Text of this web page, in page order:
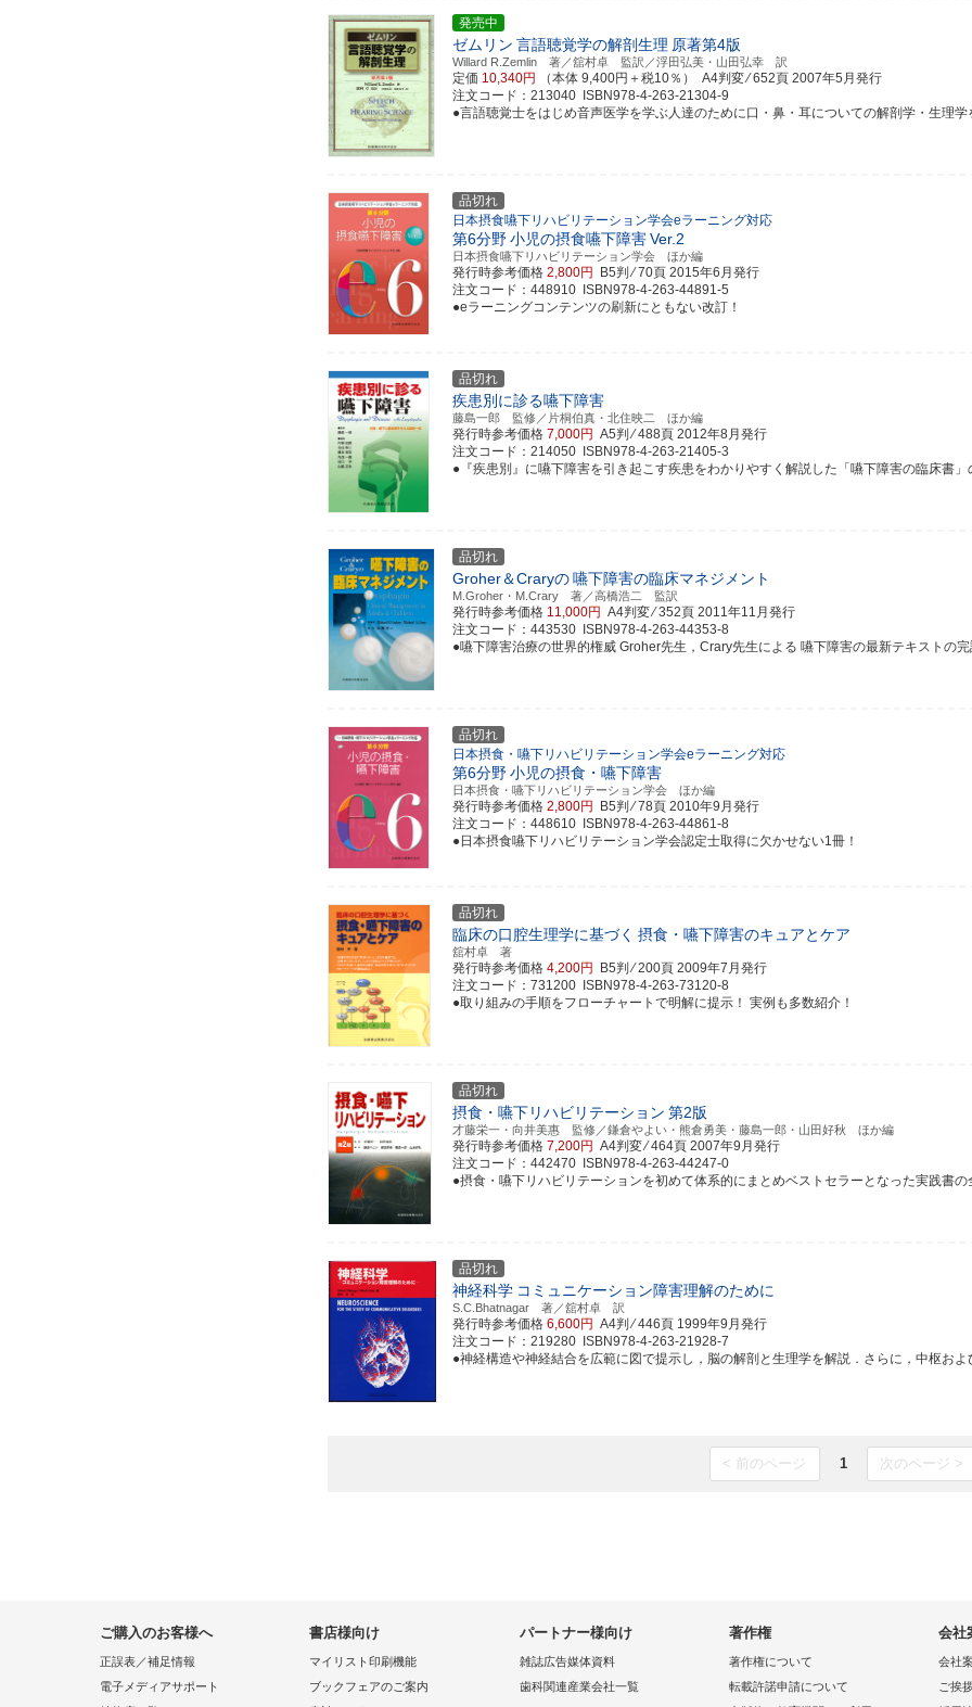
発売中
ゼムリン 言語聴覚学の解剖生理 原著第4版
Willard R.Zemlin 著／舘村卓 監訳／浮田弘美・山田弘幸 訳
定価 10,340円 （本体 9,400円＋税10％） A4判変 ⁄ 652頁 2007年5月発行
注文コード：213040 ISBN978-4-263-21304-9
●言語聴覚士をはじめ音声医学を学ぶ人達のために口・鼻・耳についての解剖学・生理
品切れ
日本摂食嚥下リハビリテーション学会eラーニング対応
第6分野小児の摂食嚥下障害Ver.2
日本摂食嚥下リハビリテーション学会 ほか編
発行時参考価格 2,800円 B5判 ⁄ 70頁 2015年6月発行
注文コード：448910 ISBN978-4-263-44891-5
●eラーニングコンテンツの刷新にともない改訂！
品切れ
疾患別に診る嚥下障害
藤島一郎 監修／片桐伯真・北住映二 ほか編
発行時参考価格 7,000円 A5判 ⁄ 488頁 2012年8月発行
注文コード：214050 ISBN978-4-263-21405-3
●『疾患別』に嚥下障害を引き起こす疾患をわかりやすく解説した「嚥下障害の臨床書」
品切れ
Groher＆Craryの嚥下障害の臨床マネジメント
M.Groher・M.Crary 著／高橋浩二 監訳
発行時参考価格 11,000円 A4判変 ⁄ 352頁 2011年11月発行
注文コード：443530 ISBN978-4-263-44353-8
●嚥下障害治療の世界的権威 Groher先生，Crary先生による 嚥下障害の最新テキストの完
品切れ
日本摂食・嚥下リハビリテーション学会eラーニング対応
第6分野小児の摂食・嚥下障害
日本摂食・嚥下リハビリテーション学会 ほか編
発行時参考価格 2,800円 B5判 ⁄ 78頁 2010年9月発行
注文コード：448610 ISBN978-4-263-44861-8
●日本摂食嚥下リハビリテーション学会認定士取得に欠かせない1冊！
品切れ
臨床の口腔生理学に基づく 摂食・嚥下障害のキュアとケア
舘村卓 著
発行時参考価格 4,200円 B5判 ⁄ 200頁 2009年7月発行
注文コード：731200 ISBN978-4-263-73120-8
●取り組みの手順をフローチャートで明解に提示！ 実例も多数紹介！
品切れ
摂食・嚥下リハビリテーション 第2版
才藤栄一・向井美惠 監修／鎌倉やよい・熊倉勇美・藤島一郎・山田好秋 ほか編
発行時参考価格 7,200円 A4判変 ⁄ 464頁 2007年9月発行
注文コード：442470 ISBN978-4-263-44247-0
●摂食・嚥下リハビリテーションを初めて体系的にまとめベストセラーとなった実践書の
品切れ
神経科学 コミュニケーション障害理解のために
S.C.Bhatnagar 著／舘村卓 訳
発行時参考価格 6,600円 A4判 ⁄ 446頁 1999年9月発行
注文コード：219280 ISBN978-4-263-21928-7
●神経構造や神経結合を広範に図で提示し，脳の解剖と生理学を解説．さらに，中枢お
< 前のページ 1 次のページ >
ご購入のお客様へ
正誤表／補足情報
電子メディアサポート
書店様向け
マイリスト印刷機能
ブックフェアのご案内
パートナー様向け
雑誌広告媒体資料
歯科関連産業会社一覧
著作権
著作権について
転載許諾申請について
会社
会社
ご挨